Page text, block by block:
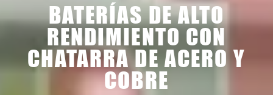
BATERÍAS DE ALTO
RENDIMIENTO CON
CHATARRA DE ACERO Y
COBRE